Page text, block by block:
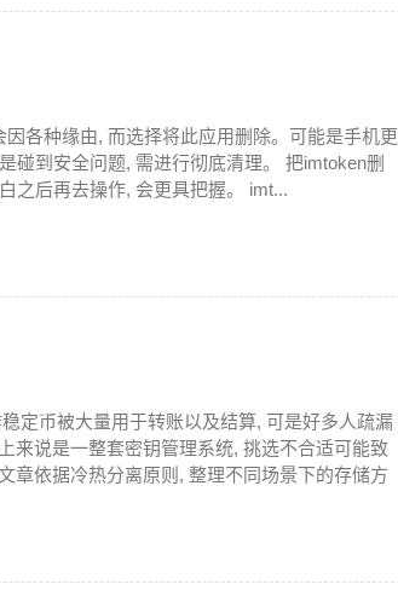
各种缘由, 而选择将此应用删除。可能是手机更
碰到安全问题, 需进行彻底清理。 把imtoken删
之后再去操作, 会更具把握。 imt...
定币被大量用于转账以及结算, 可是好多人疏漏
来说是一整套密钥管理系统, 挑选不合适可能致
章依据冷热分离原则, 整理不同场景下的存储方